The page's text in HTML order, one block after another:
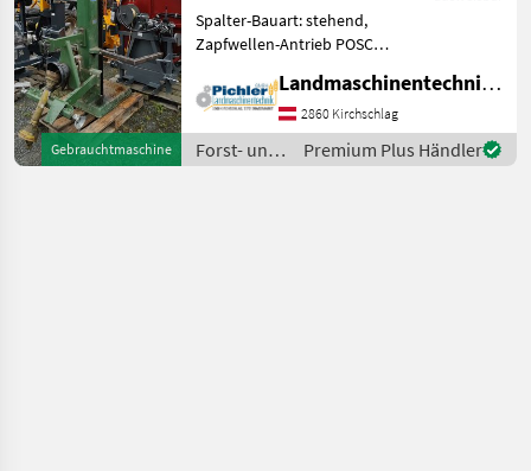
Gebrauchtmaschine
Spalter-Bauart: stehend,
Zapfwellen-Antrieb POSCH
inkl. Gelenkwelle Dem Alter
entsprechender Zustand!
Der Holzspalter der Marke
Landmaschinentechnik Pichler GmbH
2860 Kirchschlag
Forst- und
Holztechnik
Premium Plus Händler